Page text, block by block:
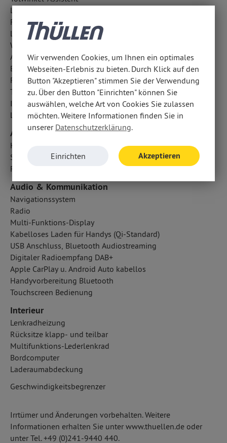
Lichtsensor
Fahrlichtautomatik
LED-Scheinwerfer
Wegfahrsperre
Außentemperatur Anzeige
Berganfahrassistent
Regensensor
Traktionskontrolle
ISOFIX Kindersitzbefestigung
LED-Tagfahrlicht
Airbags
Kopfairbag vorn
Seitenairbag vorn
Fahrer- /Beifahrerairbag
Audio & Kommunikation
Navigationssystem
Radio
Multi-Funktions-Display
Kabelloses Laden für Handys (Qi-Standard)
USB Anschluss, Bluetooth Audiostreaming
Digitaler Radioempfang DAB+
Apple CarPlay u. Android Auto kabellos
Handyvorbereitung Bluetooth
Touchscreen Bedienung
Interieur
Lenkradheizung
Rücksitze klapp- und teilbar
Multifunktions-Lederlenkrad
Bordcomputer
Laderaumabdeckung
Geschwindigkeitsbegrenzer
Irrtümer und Änderungen vorbehalten. Weitere
Informationen erhalten Sie unter www.thuellen.de oder
unter Tel. +49 (0)241-9440 440.
Wir verwenden Cookies, um Ihnen ein optimales
Webseiten-Erlebnis zu bieten. Durch Klick auf den
Button "Akzeptieren" stimmen Sie der Verwendung
zu. Über den Button "Einrichten" können Sie
auswählen, welche Art von Cookies Sie zulassen
möchten. Weitere Informationen finden Sie in
unserer Datenschutzerklärung.
Einrichten Akzeptieren